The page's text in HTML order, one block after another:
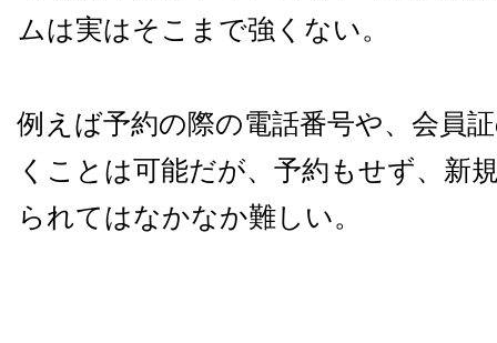
ムは実はそこまで強くない。
例えば予約の際の電話番号や、会員
くことは可能だが、予約もせず、新
られてはなかなか難しい。